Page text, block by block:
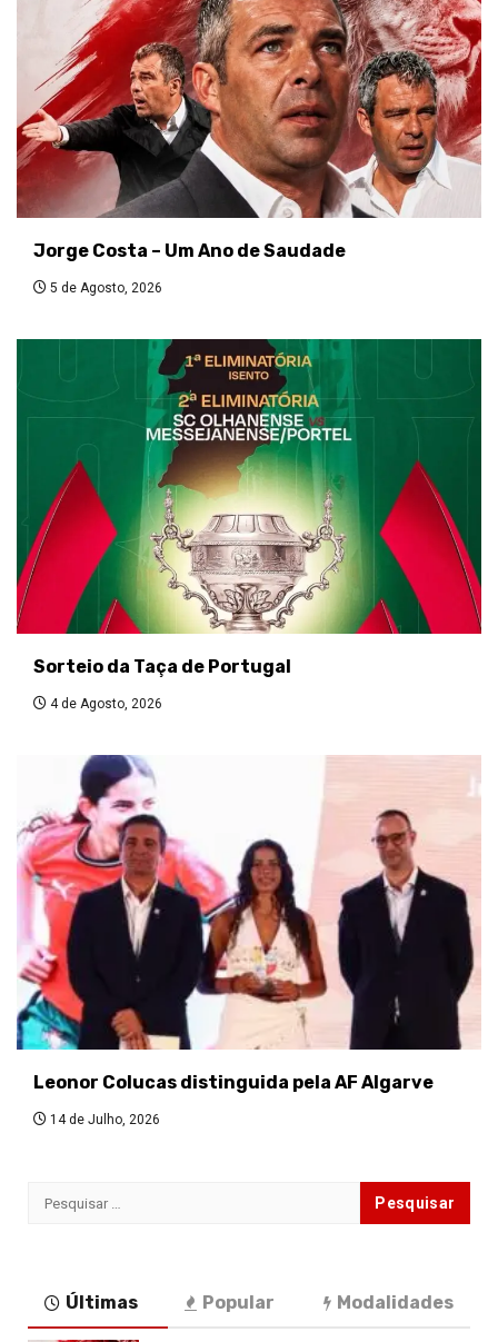
Jorge Costa – Um Ano de Saudade
5 de Agosto, 2026
Sorteio da Taça de Portugal
4 de Agosto, 2026
Leonor Colucas distinguida pela AF Algarve
14 de Julho, 2026
Pesquisar
Últimas Popular Modalidades